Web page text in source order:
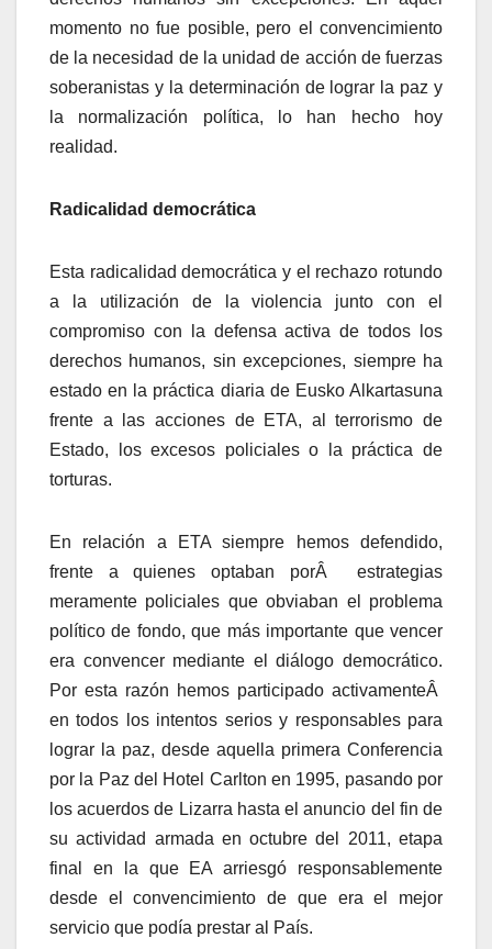
momento no fue posible, pero el convencimiento
de la necesidad de la unidad de acción de fuerzas
soberanistas y la determinación de lograr la paz y
la normalización polí­tica, lo han hecho hoy
realidad.
Radicalidad democrática
Esta radicalidad democrática y el rechazo rotundo
a la utilización de la violencia junto con el
compromiso con la defensa activa de todos los
derechos humanos, sin excepciones, siempre ha
estado en la práctica diaria de Eusko Alkartasuna
frente a las acciones de ETA, al terrorismo de
Estado, los excesos policiales o la práctica de
torturas.
En relación a ETA siempre hemos defendido,
frente a quienes optaban porÂ estrategias
meramente policiales que obviaban el problema
polí­tico de fondo, que más importante que vencer
era convencer mediante el diálogo democrático.
Por esta razón hemos participado activamenteÂ
en todos los intentos serios y responsables para
lograr la paz, desde aquella primera Conferencia
por la Paz del Hotel Carlton en 1995, pasando por
los acuerdos de Lizarra hasta el anuncio del fin de
su actividad armada en octubre del 2011, etapa
final en la que EA arriesgó responsablemente
desde el convencimiento de que era el mejor
servicio que podí­a prestar al Paí­s.